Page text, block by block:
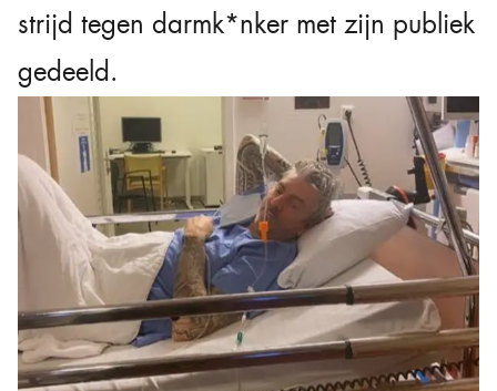
strijd tegen darmk*nker met zijn publiek
gedeeld.